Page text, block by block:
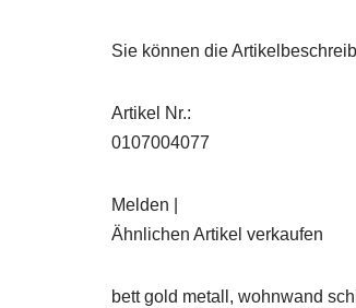
Sie können die
Artikel Nr.:
0107004077
Melden |
Ähnlichen Artikel verkaufen
bett gold metall, wohnwand